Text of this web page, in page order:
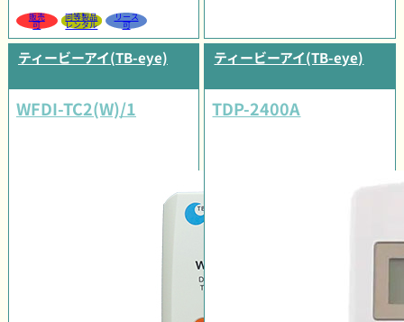
販売
可
同等製品
レンタル
リース
可
ティービーアイ(TB-eye)
WFDI-TC2(W)/1
ティービーアイ(TB-eye)
TDP-2400A